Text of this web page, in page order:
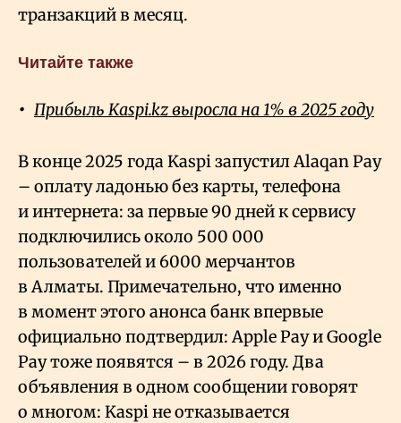
транзакций в месяц.
Читайте также
Прибыль Kaspi.kz выросла на 1% в 2025 году
В конце 2025 года Kaspi запустил Alaqan Pay
– оплату ладонью без карты, телефона
и интернета: за первые 90 дней к сервису
подключились около 500 000
пользователей и 6000 мерчантов
в Алматы. Примечательно, что именно
в момент этого анонса банк впервые
официально подтвердил: Apple Pay и Google
Pay тоже появятся – в 2026 году. Два
объявления в одном сообщении говорят
о многом: Kaspi не отказывается